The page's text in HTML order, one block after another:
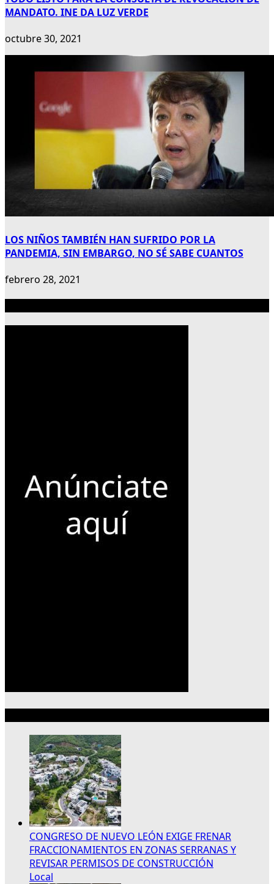
MANDATO. INE DA LUZ VERDE
octubre 30, 2021
LOS NIÑOS TAMBIÉN HAN SUFRIDO POR LA
PANDEMIA, SIN EMBARGO, NO SÉ SABE CUANTOS
febrero 28, 2021
CONGRESO DE NUEVO LEÓN EXIGE FRENAR
FRACCIONAMIENTOS EN ZONAS SERRANAS Y
REVISAR PERMISOS DE CONSTRUCCIÓN
Local